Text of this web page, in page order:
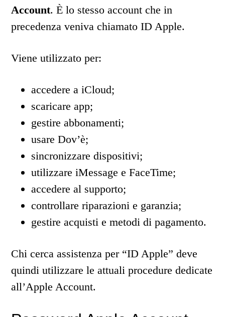
Account. È lo stesso account che in
precedenza veniva chiamato ID Apple.
Viene utilizzato per:
accedere a iCloud;
scaricare app;
gestire abbonamenti;
usare Dov’è;
sincronizzare dispositivi;
utilizzare iMessage e FaceTime;
accedere al supporto;
controllare riparazioni e garanzia;
gestire acquisti e metodi di pagamento.
Chi cerca assistenza per “ID Apple” deve
quindi utilizzare le attuali procedure dedicate
all’Apple Account.